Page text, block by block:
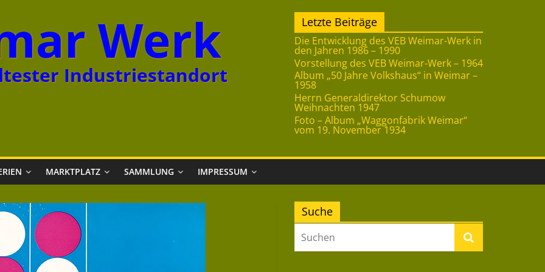
Werk
Industriestandort
Letzte Beiträge
Die Entwicklung des VEB Weimar-Werk in
den Jahren 1986 – 1990
Vorstellung des VEB Weimar-Werk – 1964
Album „50 Jahre Volkshaus“ in Weimar –
1958
Herrn Generaldirektor Schumow
Weihnachten 1947
Foto – Album „Waggonfabrik Weimar“
vom 19. November 1934
MARKTPLATZ SAMMLUNG IMPRESSUM
Suche